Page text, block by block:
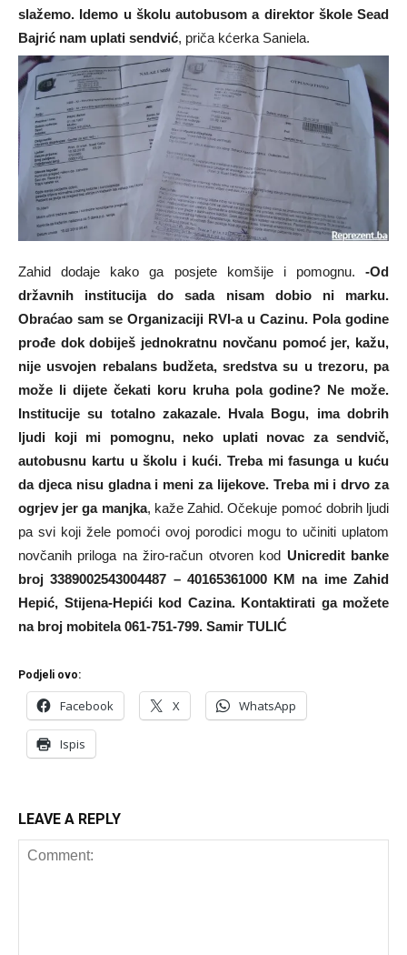
slažemo. Idemo u školu autobusom a direktor škole Sead
Bajrić nam uplati sendvić, priča kćerka Saniela.
Zahid dodaje kako ga posjete komšije i pomognu. -Od
državnih institucija do sada nisam dobio ni marku.
Obraćao sam se Organizaciji RVI-a u Cazinu. Pola godine
prođe dok dobiješ jednokratnu novčanu pomoć jer, kažu,
nije usvojen rebalans budžeta, sredstva su u trezoru, pa
može li dijete čekati koru kruha pola godine? Ne može.
Institucije su totalno zakazale. Hvala Bogu, ima dobrih
ljudi koji mi pomognu, neko uplati novac za sendvič,
autobusnu kartu u školu i kući. Treba mi fasunga u kuću
da djeca nisu gladna i meni za lijekove. Treba mi i drvo za
ogrjev jer ga manjka, kaže Zahid. Očekuje pomoć dobrih ljudi
pa svi koji žele pomoći ovoj porodici mogu to učiniti uplatom
novčanih priloga na žiro-račun otvoren kod Unicredit banke
broj 3389002543004487 – 40165361000 KM na ime Zahid
Hepić, Stijena-Hepići kod Cazina. Kontaktirati ga možete
na broj mobitela 061-751-799. Samir TULIĆ
Podjeli ovo:
Facebook X WhatsApp
Ispis
LEAVE A REPLY